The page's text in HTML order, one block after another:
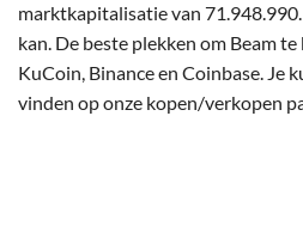
marktkapitalisatie van
kan. De beste plekken om Beam
KuCoin, Binance en Coinbase. Je
vinden op onze kopen/verkopen